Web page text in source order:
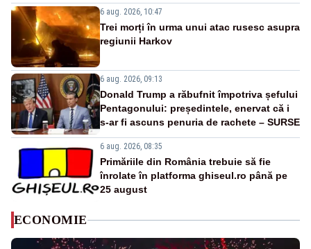
6 aug. 2026, 10:47
Trei morți în urma unui atac rusesc asupra
regiunii Harkov
6 aug. 2026, 09:13
Donald Trump a răbufnit împotriva șefului
Pentagonului: președintele, enervat că i
s-ar fi ascuns penuria de rachete – SURSE
6 aug. 2026, 08:35
Primăriile din România trebuie să fie
înrolate în platforma ghiseul.ro până pe
25 august
ECONOMIE